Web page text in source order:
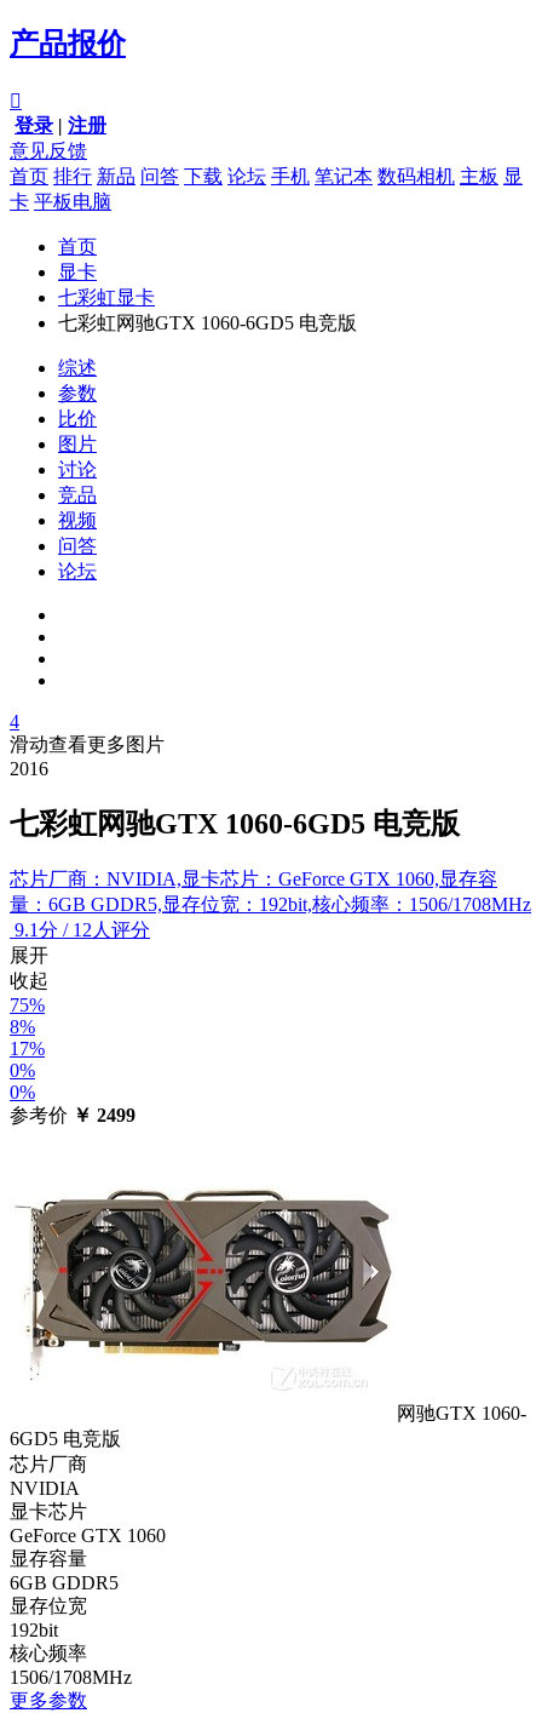
产品报价

登录 | 注册
意见反馈
首页 排行 新品 问答 下载 论坛 手机 笔记本 数码相机 主板 显
卡 平板电脑
首页
显卡
七彩虹显卡
七彩虹网驰GTX 1060-6GD5 电竞版
综述
参数
比价
图片
讨论
竞品
视频
问答
论坛
4
滑动查看更多图片
2016
七彩虹网驰GTX 1060-6GD5 电竞版
芯片厂商：NVIDIA,显卡芯片：GeForce GTX 1060,显存容
量：6GB GDDR5,显存位宽：192bit,核心频率：1506/1708MHz
9.1分 / 12人评分
展开
收起
75%
8%
17%
0%
0%
参考价 ￥ 2499
网驰GTX 1060-
6GD5 电竞版
芯片厂商
NVIDIA
显卡芯片
GeForce GTX 1060
显存容量
6GB GDDR5
显存位宽
192bit
核心频率
1506/1708MHz
更多参数